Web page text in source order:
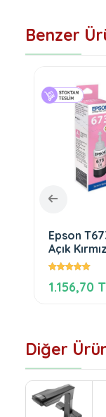
Benzer
Epson
Açık
Mürekkep
1.156,70
Diğer